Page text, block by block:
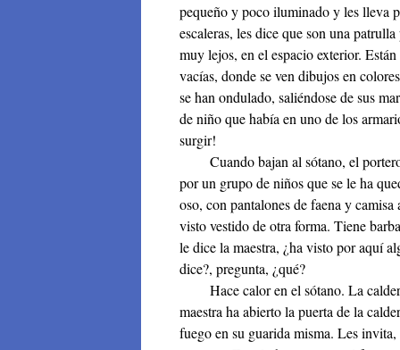
pequeño y poco iluminado y les lleva
escaleras, les dice que son una
muy lejos, en el espacio exterior.
vacías, donde se ven dibujos en
se han ondulado, saliéndose de sus
de niño que había en uno de los
surgir!
Cuando bajan al sótano, el
por un grupo de niños que se le ha
oso, con pantalones de faena y
visto vestido de otra forma. Tiene
le dice la maestra, ¿ha visto por aquí
dice?, pregunta, ¿qué?
Hace calor en el sótano. La
maestra ha abierto la puerta de la
fuego en su guarida misma. Les